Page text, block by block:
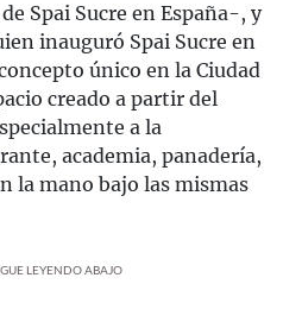
Spai Sucre en España-, y
inauguró Spai Sucre en
único en la Ciudad
creado a partir del
a la
academia, panadería,
la mano bajo las mismas
LEYENDO ABAJO